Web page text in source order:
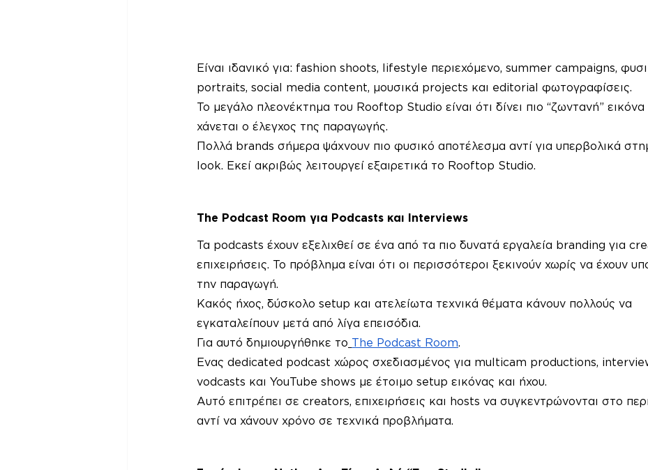
Είναι ιδανικό για: fashion shoots, lifestyle περιεχόμενο, summer campaigns,
portraits, social media content, μουσικά projects και editorial φωτογραφίσεις.
Το μεγάλο πλεονέκτημα του Rooftop Studio είναι ότι δίνει πιο “ζωντανή” εικόνα
χάνεται ο έλεγχος της παραγωγής.
Πολλά brands σήμερα ψάχνουν πιο φυσικό αποτέλεσμα αντί για υπερβολικά
look. Εκεί ακριβώς λειτουργεί εξαιρετικά το Rooftop Studio.
The Podcast Room για Podcasts και Interviews
Τα podcasts έχουν εξελιχθεί σε ένα από τα πιο δυνατά εργαλεία branding για
επιχειρήσεις. Το πρόβλημα είναι ότι οι περισσότεροι ξεκινούν χωρίς να έχουν
την παραγωγή.
Κακός ήχος, δύσκολο setup και ατελείωτα τεχνικά θέματα κάνουν πολλούς να
εγκαταλείπουν μετά από λίγα επεισόδια.
Για αυτό δημιουργήθηκε το The Podcast Room.
Ενας dedicated podcast χώρος σχεδιασμένος για multicam productions,
vodcasts και YouTube shows με έτοιμο setup εικόνας και ήχου.
Αυτό επιτρέπει σε creators, επιχειρήσεις και hosts να συγκεντρώνονται στο
αντί να χάνουν χρόνο σε τεχνικά προβλήματα.